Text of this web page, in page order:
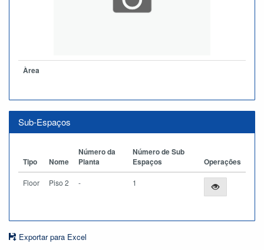
Àrea
Sub-Espaços
Tipo Nome
Número da
Planta
Número de Sub
Espaços
Operações
Floor Piso 2 - 1
Exportar para Excel